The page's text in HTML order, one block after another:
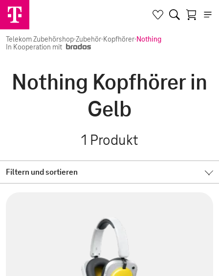
Telekom Zubehörshop·Zubehör·Kopfhörer·Nothing
In Kooperation mit
Nothing Kopfhörer in
Gelb
1 Produkt
Filtern und sortieren